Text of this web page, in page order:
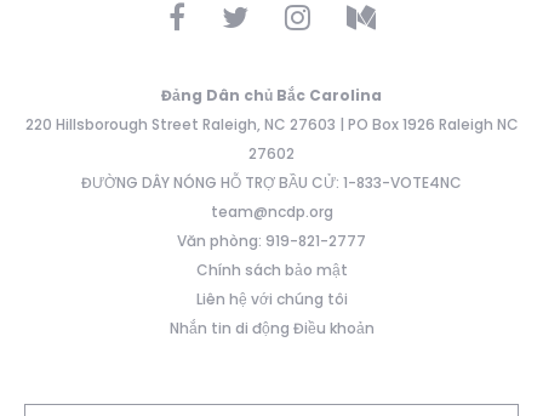
Đảng Dân chủ Bắc Carolina
220 Hillsborough Street Raleigh, NC 27603 | PO Box 1926 Raleigh NC
27602
ĐƯỜNG DÂY NÓNG HỖ TRỢ BẦU CỬ: 1-833-VOTE4NC
team@ncdp.org
Văn phòng: 919-821-2777
Chính sách bảo mật
Liên hệ với chúng tôi
Nhắn tin di động Điều khoản